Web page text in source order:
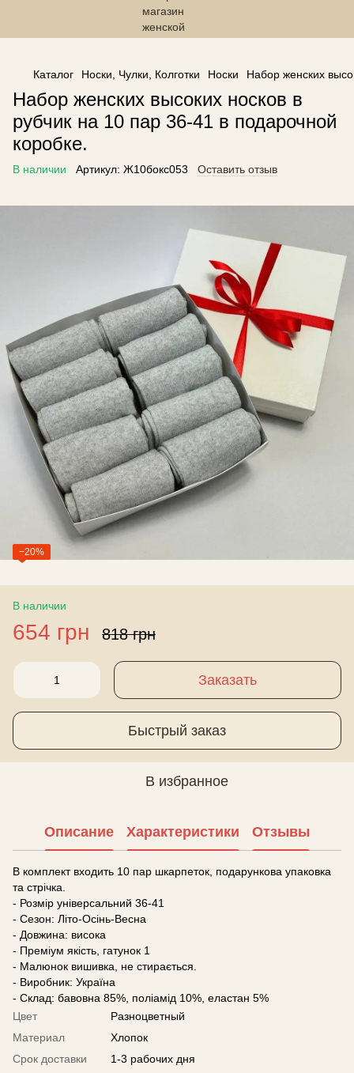
------------------------------------------------
Каталог Носки, Чулки, Колготки Носки Набор женских
Набор женских высоких носков в
рубчик на 10 пар 36-41 в подарочной
коробке.
В наличии Артикул: Ж10бокс053 Оставить отзыв
−20%
В наличии
654 грн 818 грн
Заказать
Быстрый заказ
В избранное
Описание Характеристики Отзывы
В комплект входить 10 пар шкарпеток, подарункова упаковка
та стрічка.
- Розмір універсальний 36-41
- Сезон: Літо-Осінь-Весна
- Довжина: висока
- Преміум якість, гатунок 1
- Малюнок вишивка, не стирається.
- Виробник: Україна
- Склад: бавовна 85%, поліамід 10%, еластан 5%
Цвет
Разноцветный
Материал
Хлопок
Срок доставки
1-3 рабочих дня